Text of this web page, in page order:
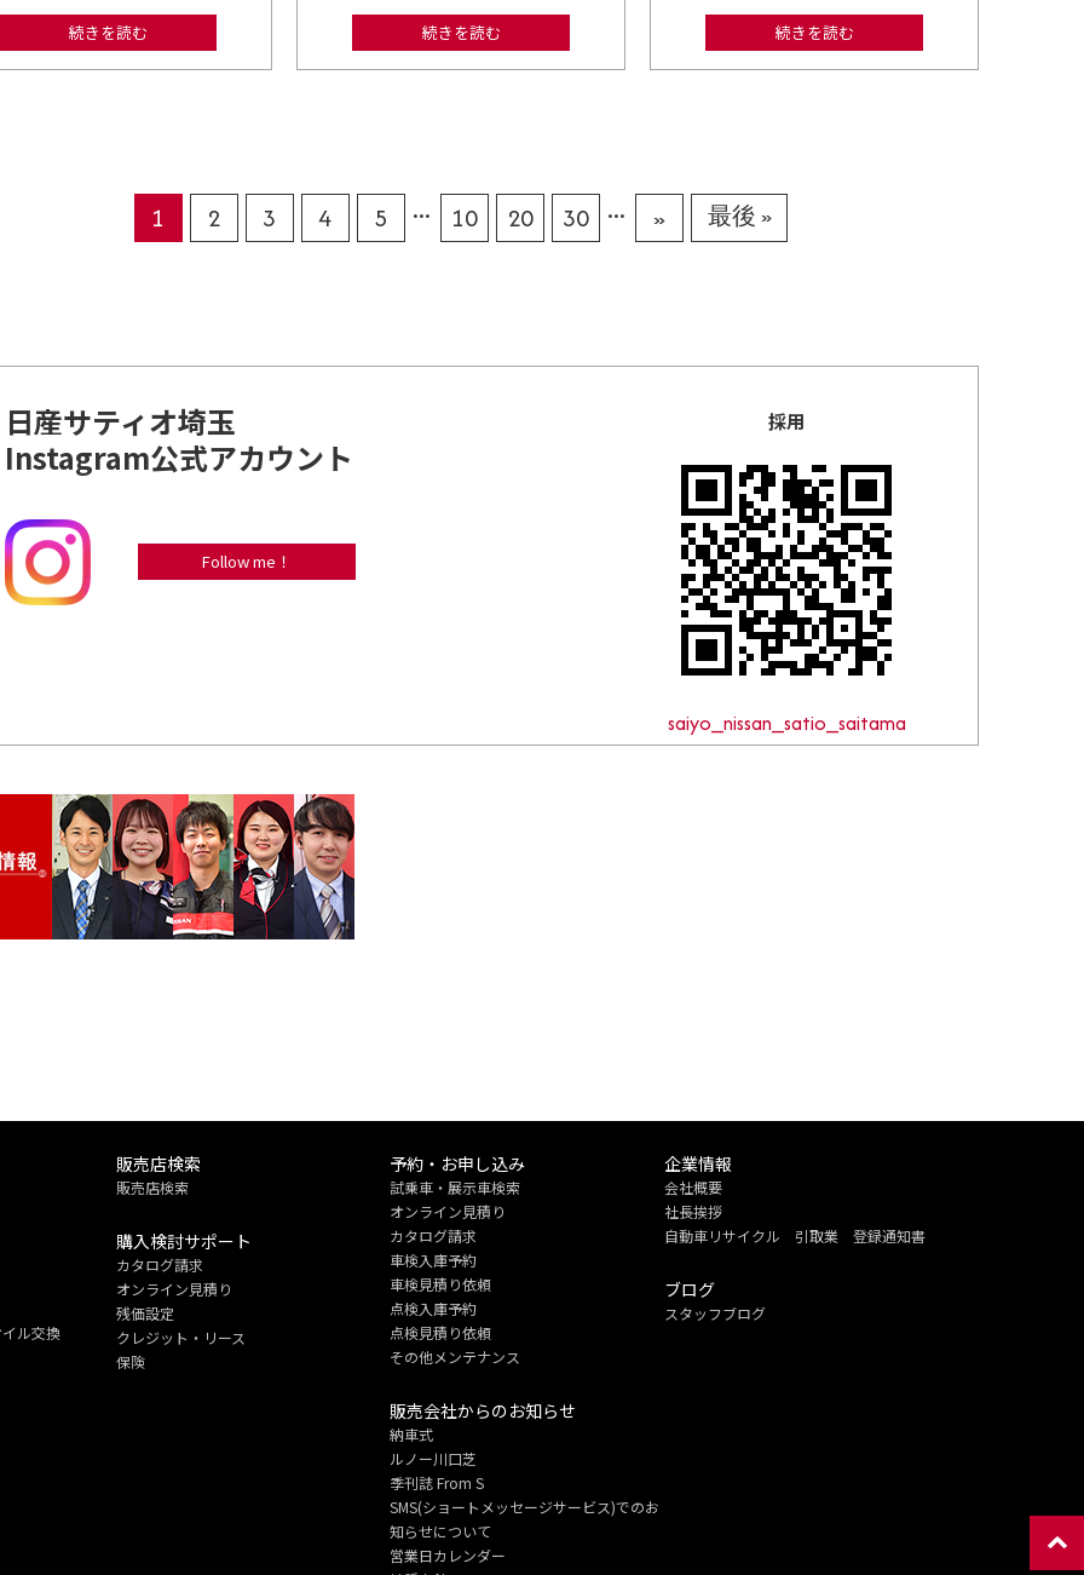
続きを読む 続きを読む 続きを読む
1 2 3 4 5 ... 10 20 30 ... » 最後 »
日産サティオ埼玉
Instagram公式アカウント
Follow me！
採用
saiyo_nissan_satio_saitama
ル交換
販売店検索
販売店検索
購入検討サポート
カタログ請求
オンライン見積り
残価設定
クレジット・リース
保険
予約・お申し込み
試乗車・展示車検索
オンライン見積り
カタログ請求
車検入庫予約
車検見積り依頼
点検入庫予約
点検見積り依頼
その他メンテナンス
販売会社からのお知らせ
納車式
ルノー川口芝
季刊誌 From S
SMS(ショートメッセージサービス)でのお
知らせについて
営業日カレンダー
企業情報
会社概要
社長挨拶
自動車リサイクル 引取業 登録通知書
ブログ
スタッフブログ